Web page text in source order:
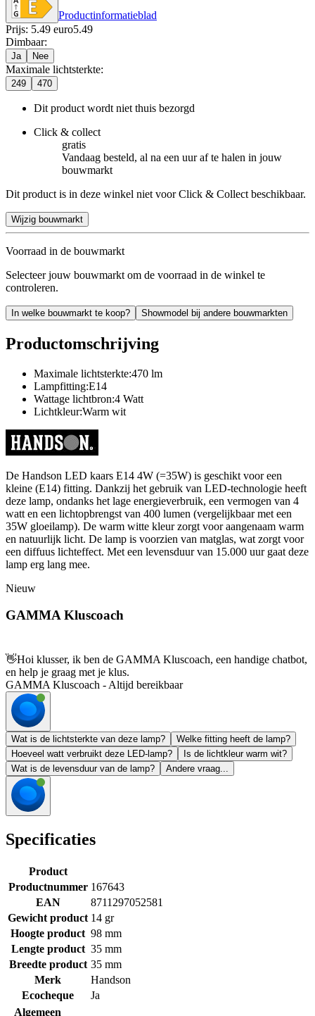
Productinformatieblad
Prijs: 5.49 euro5.49
Dimbaar:
Ja Nee
Maximale lichtsterkte:
249 470
Dit product wordt niet thuis bezorgd
Click & collect
gratis
Vandaag besteld, al na een uur af te halen in jouw
bouwmarkt
Dit product is in deze winkel niet voor Click & Collect beschikbaar.
Wijzig bouwmarkt
Voorraad in de bouwmarkt
Selecteer jouw bouwmarkt om de voorraad in de winkel te
controleren.
In welke bouwmarkt te koop? Showmodel bij andere bouwmarkten
Productomschrijving
Maximale lichtsterkte:470 lm
Lampfitting:E14
Wattage lichtbron:4 Watt
Lichtkleur:Warm wit
De Handson LED kaars E14 4W (=35W) is geschikt voor een
kleine (E14) fitting. Dankzij het gebruik van LED-technologie heeft
deze lamp, ondanks het lage energieverbruik, een vermogen van 4
watt en een lichtopbrengst van 400 lumen (vergelijkbaar met een
35W gloeilamp). De warm witte kleur zorgt voor aangenaam warm
en natuurlijk licht. De lamp is voorzien van matglas, wat zorgt voor
een diffuus lichteffect. Met een levensduur van 15.000 uur gaat deze
lamp erg lang mee.
Nieuw
GAMMA Kluscoach
👋Hoi klusser, ik ben de GAMMA Kluscoach, een handige chatbot,
en help je graag met je klus.
GAMMA Kluscoach - Altijd bereikbaar
Wat is de lichtsterkte van deze lamp?
Welke fitting heeft de lamp?
Hoeveel watt verbruikt deze LED-lamp?
Is de lichtkleur warm wit?
Wat is de levensduur van de lamp?
Andere vraag...
Specificaties
Product
Productnummer 167643
EAN
8711297052581
Gewicht product 14 gr
Hoogte product 98 mm
Lengte product 35 mm
Breedte product 35 mm
Merk
Handson
Ecocheque
Ja
Algemeen